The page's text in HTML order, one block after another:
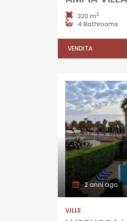
320 m2
4 Bathrooms
VENDITA
2 anni ago
VILLE